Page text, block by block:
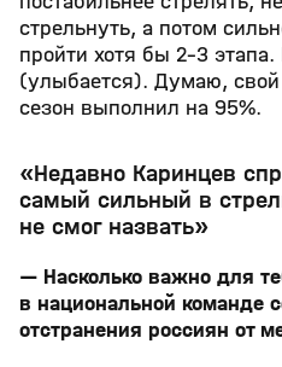
стрельнуть, а потом
пройти хотя бы 2-3
(улыбается). Думаю,
сезон выполнил на 95%.
«Недавно Каринцев
самый сильный в
не смог назвать»
— Насколько важно для
в национальной команде
отстранения россиян от